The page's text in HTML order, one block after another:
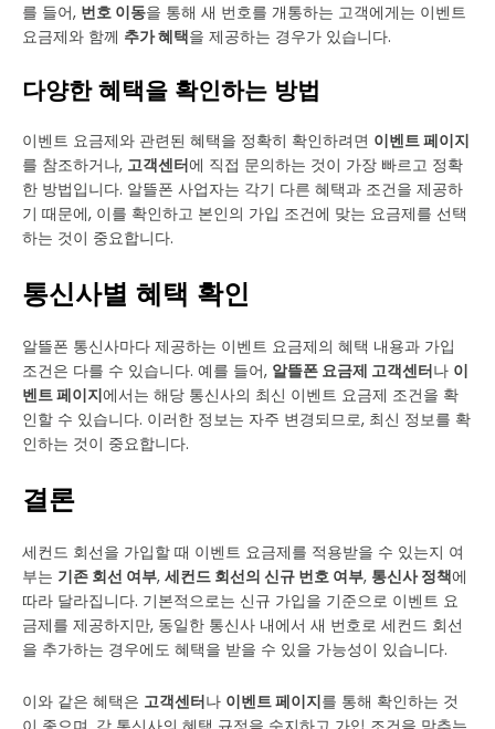
를 들어, 번호 이동을 통해 새 번호를 개통하는 고객에게는 이벤트
요금제와 함께 추가 혜택을 제공하는 경우가 있습니다.
다양한 혜택을 확인하는 방법
이벤트 요금제와 관련된 혜택을 정확히 확인하려면 이벤트 페이지
를 참조하거나, 고객센터에 직접 문의하는 것이 가장 빠르고 정확
한 방법입니다. 알뜰폰 사업자는 각기 다른 혜택과 조건을 제공하
기 때문에, 이를 확인하고 본인의 가입 조건에 맞는 요금제를 선택
하는 것이 중요합니다.
통신사별 혜택 확인
알뜰폰 통신사마다 제공하는 이벤트 요금제의 혜택 내용과 가입
조건은 다를 수 있습니다. 예를 들어, 알뜰폰 요금제 고객센터나 이
벤트 페이지에서는 해당 통신사의 최신 이벤트 요금제 조건을 확
인할 수 있습니다. 이러한 정보는 자주 변경되므로, 최신 정보를 확
인하는 것이 중요합니다.
결론
세컨드 회선을 가입할 때 이벤트 요금제를 적용받을 수 있는지 여
부는 기존 회선 여부, 세컨드 회선의 신규 번호 여부, 통신사 정책에
따라 달라집니다. 기본적으로는 신규 가입을 기준으로 이벤트 요
금제를 제공하지만, 동일한 통신사 내에서 새 번호로 세컨드 회선
을 추가하는 경우에도 혜택을 받을 수 있을 가능성이 있습니다.
이와 같은 혜택은 고객센터나 이벤트 페이지를 통해 확인하는 것